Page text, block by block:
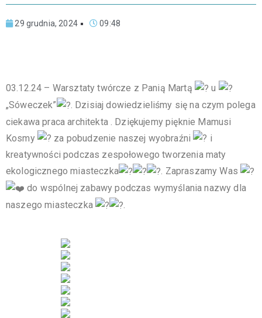
29 grudnia, 2024 09:48
03.12.24 – Warsztaty twórcze z Panią Martą
u
„Sóweczek”
. Dzisiaj dowiedzieliśmy się na czym polega
ciekawa praca architekta . Dziękujemy pięknie Mamusi
Kosmy
za pobudzenie naszej wyobraźni
i
kreatywności podczas zespołowego tworzenia maty
ekologicznego miasteczka
. Zapraszamy Was
do wspólnej zabawy podczas wymyślania nazwy dla
naszego miasteczka
.